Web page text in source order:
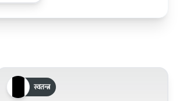
स्वतन्त्र